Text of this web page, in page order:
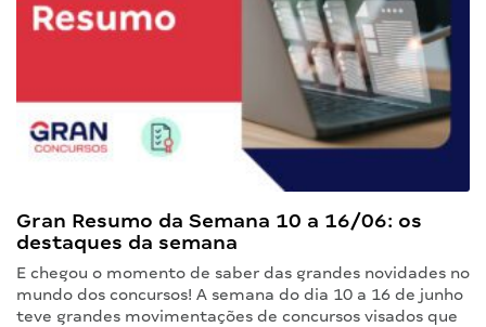
Gran Resumo da Semana 10 a 16/06: os
destaques da semana
E chegou o momento de saber das grandes novidades no
mundo dos concursos! A semana do dia 10 a 16 de junho
teve grandes movimentações de concursos visados que